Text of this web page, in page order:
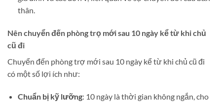
thân.
Nên chuyển đến phòng trọ mới sau 10 ngày kể từ khi chủ
cũ đi
Chuyển đến phòng trợ mới sau 10 ngày kể từ khi chủ cũ đi
có một số lợi ích như:
Chuẩn bị kỹ lưỡng: 10 ngày là thời gian không ngắn, cho